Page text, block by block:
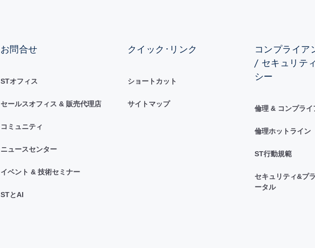
お問合せ
STオフィス
セールスオフィス & 販売代理店
コミュニティ
ニュースセンター
イベント & 技術セミナー
STとAI
クイック･リンク
ショートカット
サイトマップ
コンプライア
/ セキュリテ
シー
倫理 & コンプライ
倫理ホットライン
ST行動規範
セキュリティ&プ
ータル